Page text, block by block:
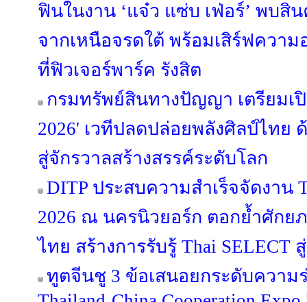
ฟินในงาน ‘แจ๋ว แซ่บ เฟ่อร์’ พบสิ
จากเหนือจรดใต้ พร้อมเสิร์ฟควา
ที่ฟิวเจอร์พาร์ค รังสิต
กรมทรัพย์สินทางปัญญา เตรียมเปิ
2026' เวทีปลดปล่อยพลังศิลป์ไท
สู่จักรวาลสร้างสรรค์ระดับโลก
DITP ประสบความสำเร็จจัดงาน
2026 ณ นครนิวยอร์ก ตอกย้ำศักยภ
ไทย สร้างการรับรู้ Thai SELECT
ทูตจีนชู 3 ข้อเสนอยกระดับความ